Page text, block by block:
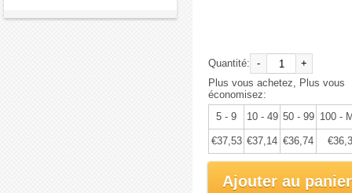
Quantité: -
+
Plus vous achetez, Plus vous
économisez:
5 - 9
10 - 49 50 - 99 100 -
€37,53 €37,14 €36,74
Ajouter au panier